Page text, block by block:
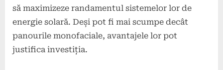
să maximizeze randamentul sistemelor lor de
energie solară. Deși pot fi mai scumpe decât
panourile monofaciale, avantajele lor pot
justifica investiția.